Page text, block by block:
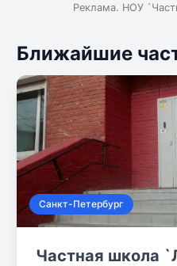
Реклама. НОУ
Ближайшие
Санкт-Петербург
Частная школа